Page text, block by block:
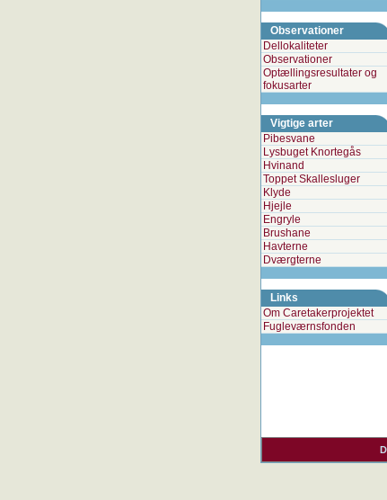
Observationer
Dellokaliteter
Observationer
Optællingsresultater og
fokusarter
Vigtige arter
Pibesvane
Lysbuget Knortegås
Hvinand
Toppet Skallesluger
Klyde
Hjejle
Engryle
Brushane
Havterne
Dværgterne
Links
Om Caretakerprojektet
Fugleværnsfonden